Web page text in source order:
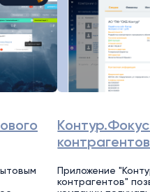
контрагентов
Приложение
контрагентов"